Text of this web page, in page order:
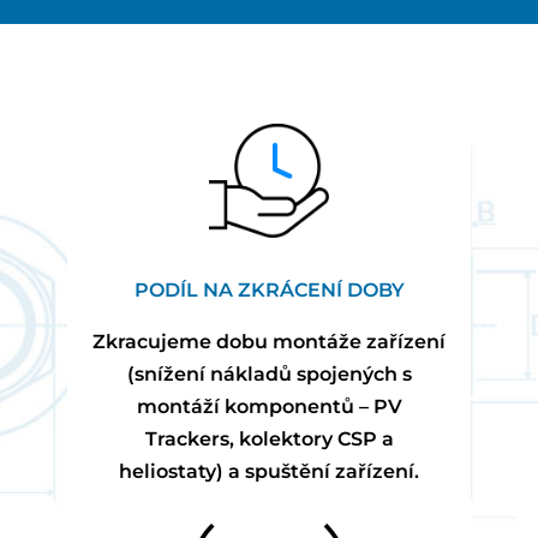
PODÍL NA ZKRÁCENÍ DOBY
Zkracujeme dobu montáže zařízení
(snížení nákladů spojených s
montáží komponentů – PV
Trackers, kolektory CSP a
heliostaty) a spuštění zařízení.